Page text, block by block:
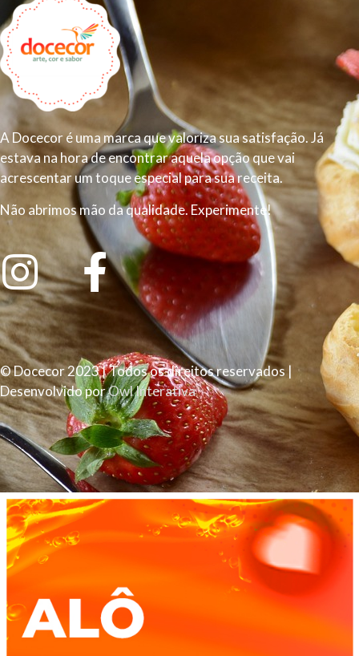
A Docecor é uma marca que valoriza sua satisfação. Já
estava na hora de encontrar aquela opção que vai
acrescentar um toque especial para sua receita.
Não abrimos mão da qualidade. Experimente!
© Docecor 2023 | Todos os direitos reservados |
Desenvolvido porOwl Interativa